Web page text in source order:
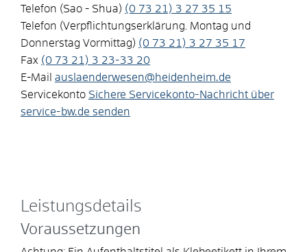
Telefon (Sao - Shua) (0 73 21) 3 27 35 15
Telefon (Verpflichtungserklärung. Montag und
Donnerstag Vormittag) (0 73 21) 3 27 35 17
Fax (0 73 21) 3 23-33 20
E-Mail auslaenderwesen@heidenheim.de
Servicekonto Sichere Servicekonto-Nachricht über
service-bw.de senden
Leistungsdetails
Voraussetzungen